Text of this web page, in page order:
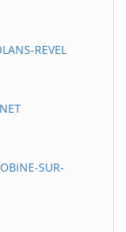
REVEL
SUR-